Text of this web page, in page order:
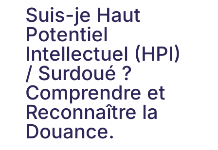
Suis-je Haut
Potentiel
Intellectuel (HPI)
/ Surdoué ?
Comprendre et
Reconnaître la
Douance.